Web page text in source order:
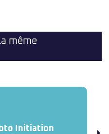
même
Initiation